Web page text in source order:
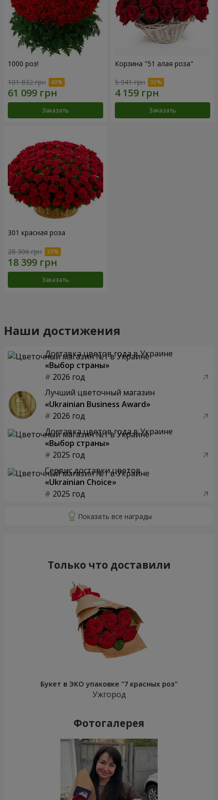
1000 роз!
101 832 грн
Заказать
Корзина "51 алая роза"
5 941 грн
Заказать
301 красная роза
28 306 грн
Заказать
Наши достижения
Доставка цветов года в Украине
«Выбор страны»
2026 год
Лучший цветочный магазин
«Ukrainian Business Award»
2026 год
Доставка цветов года в Украине
«Выбор страны»
2025 год
Сервис доставки цветов
«Ukrainian Choice»
2025 год
Только что доставили
Букет в ЭКО упаковке "7 красных роз"
Ужгород
Фотогалерея